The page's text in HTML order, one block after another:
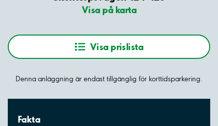
Visa på karta
Visa prislista
Denna anläggning är endast tillgänglig för korttidsparkering.
Fakta